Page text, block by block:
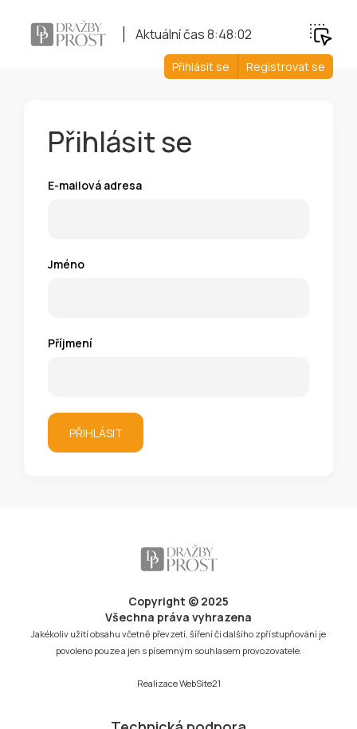
Aktuální čas8:48:02
Přihlásit se Registrovat se
Přihlásit se
E-mailová adresa
Jméno
Příjmení
PŘIHLÁSIT
Copyright © 2025
Všechna práva vyhrazena
Jakékoliv užití obsahu včetně převzetí, šíření či dalšího zpřístupňování je
povoleno pouze a jen s písemným souhlasem provozovatele.
RealizaceWebSite21